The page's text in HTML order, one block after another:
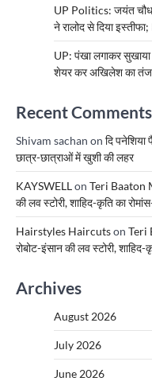
UP Politics: जयंत
ने रालोद से दिया
UP: पंखा लगाकर
शेयर कर अखिलेश का तंज;
Recent Comments
Shivam sachan on दि
छात्र-छात्राओं में खुशी की लहर
KAYSWELLon Teri Baaton
की लव स्टोरी, शाहिद-कृति का
Hairstyles Haircutson Teri
रोबोट-इंसान की लव स्टोरी,
Archives
August 2026
July 2026
June 2026